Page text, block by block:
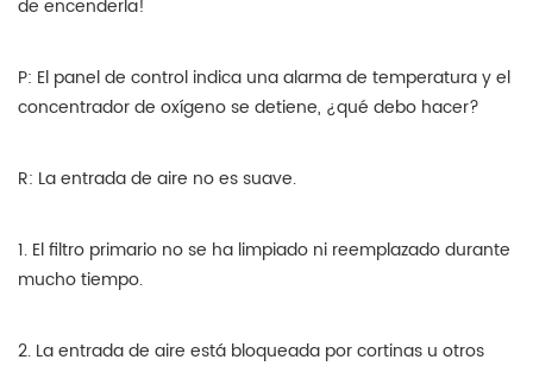
de encenderla!
P: El panel de control indica una alarma de temperatura y el
concentrador de oxígeno se detiene, ¿qué debo hacer?
R: La entrada de aire no es suave.
1. El filtro primario no se ha limpiado ni reemplazado durante
mucho tiempo.
2. La entrada de aire está bloqueada por cortinas u otros